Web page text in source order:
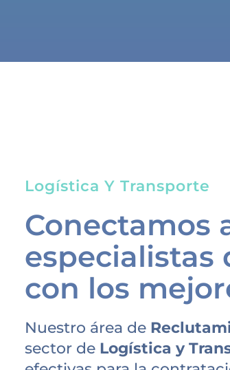
Logística Y Transporte
Conectamos
especialistas
con los
Nuestro área de
sector de Logística y